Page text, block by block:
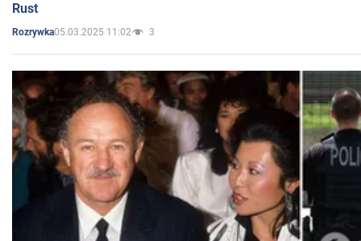
Rust
Rozrywka05.03.2025 11:02 3